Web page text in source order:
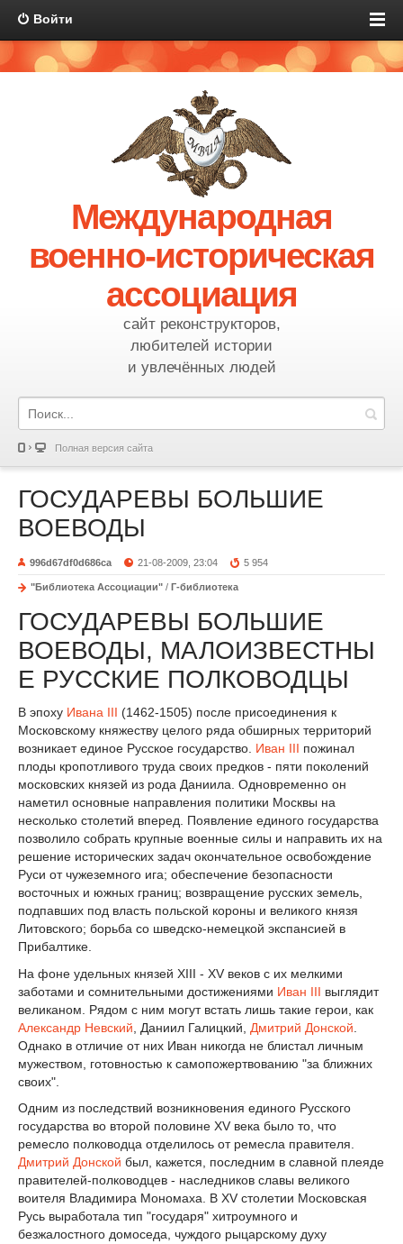
Войти
Международная
военно-историческая
ассоциация
сайт реконструкторов,
любителей истории
и увлечённых людей
Полная версия сайта
ГОСУДАРЕВЫ БОЛЬШИЕ
ВОЕВОДЫ
996d67df0d686ca 21-08-2009, 23:04 5 954
"Библиотека Ассоциации" / Г-библиотека
ГОСУДАРЕВЫ БОЛЬШИЕ
ВОЕВОДЫ, МАЛОИЗВЕСТНЫ
Е РУССКИЕ ПОЛКОВОДЦЫ
В эпоху Ивана III (1462-1505) после присоединения к
Московскому княжеству целого ряда обширных территорий
возникает единое Русское государство. Иван III пожинал
плоды кропотливого труда своих предков - пяти поколений
московских князей из рода Даниила. Одновременно он
наметил основные направления политики Москвы на
несколько столетий вперед. Появление единого государства
позволило собрать крупные военные силы и направить их на
решение исторических задач окончательное освобождение
Руси от чужеземного ига; обеспечение безопасности
восточных и южных границ; возвращение русских земель,
подпавших под власть польской короны и великого князя
Литовского; борьба со шведско-немецкой экспансией в
Прибалтике.
На фоне удельных князей XIII - XV веков с их мелкими
заботами и сомнительными достижениями Иван III выглядит
великаном. Рядом с ним могут встать лишь такие герои, как
Александр Невский , Даниил Галицкий, Дмитрий Донской
Однако в отличие от них Иван никогда не блистал личным
мужеством, готовностью к самопожертвованию "за ближних
своих".
Одним из последствий возникновения единого Русского
государства во второй половине XV века было то, что
ремесло полководца отделилось от ремесла правителя.
Дмитрий Донской был, кажется, последним в славной плеяде
правителей-полководцев - наследников славы великого
воителя Владимира Мономаха. В XV столетии Московская
Русь выработала тип "государя" хитроумного и
безжалостного домоседа, чуждого рыцарскому духу